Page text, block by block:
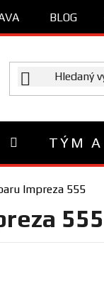
BLOG
TÝM A
Impreza 555
555